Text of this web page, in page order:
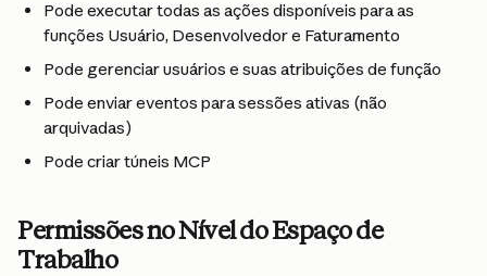
Pode executar todas as ações disponíveis para as
funções Usuário, Desenvolvedor e Faturamento
Pode gerenciar usuários e suas atribuições de função
Pode enviar eventos para sessões ativas (não
arquivadas)
Pode criar túneis MCP
Permissões no Nível do Espaço de
Trabalho